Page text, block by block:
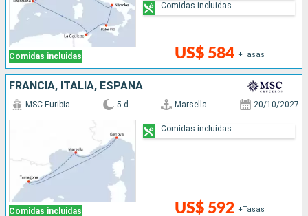
Comidas incluidas US$ 584 +Tasas
Comidas incluidas
FRANCIA, ITALIA, ESPAÑA
Comidas incluidas
MSC Euribia 5 d Marsella 20/10/2027
US$ 592 +Tasas
Comidas incluidas